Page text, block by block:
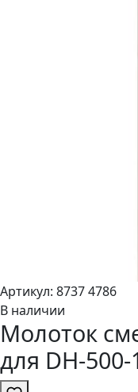
Артикул: 87374786
В наличии
Молоток
для DH-